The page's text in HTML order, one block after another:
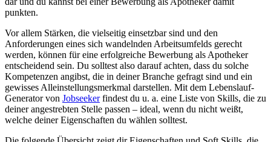
punkten.
Vor allem Stärken, die vielseitig einsetzbar sind und den
Anforderungen eines sich wandelnden Arbeitsumfelds gerecht
werden, können für eine erfolgreiche Bewerbung als Apotheker
entscheidend sein. Du solltest also darauf achten, dass du solche
Kompetenzen angibst, die in deiner Branche gefragt sind und ein
gewisses Alleinstellungsmerkmal darstellen. Mit dem Lebenslauf-
Generator von Jobseekerfindest du u. a. eine Liste von Skills, die zu
deiner angestrebten Stelle passen – ideal, wenn du nicht weißt,
welche deiner Eigenschaften du wählen solltest.